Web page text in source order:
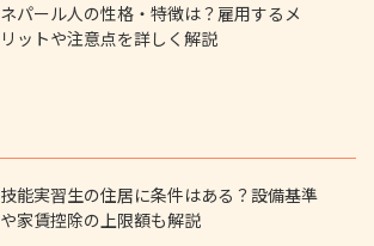
ネパール人の性格・特徴は？雇用するメ
リットや注意点を詳しく解説
技能実習生の住居に条件はある？設備基準
や家賃控除の上限額も解説